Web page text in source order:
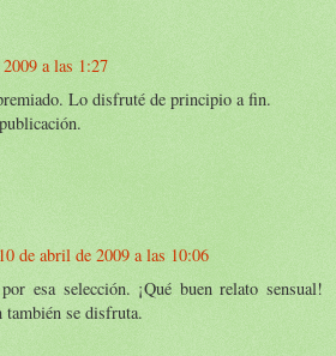
a las 1:27
Lo disfruté de principio a fin.
10 de abril de 2009 a las 10:06
esa selección. ¡Qué buen relato sensual!
se disfruta.